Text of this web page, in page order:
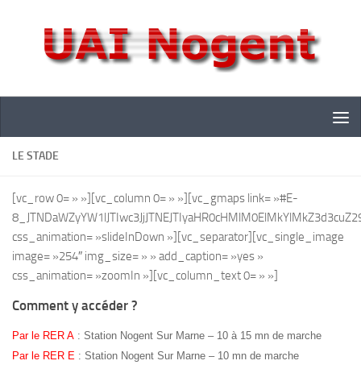
LE STADE
[vc_row 0= » »][vc_column 0= » »][vc_gmaps link= »#E-
css_animation= »slideInDown »][vc_separator][vc_single_image
image= »254″ img_size= » » add_caption= »yes »
css_animation= »zoomIn »][vc_column_text 0= » »]
Comment y accéder ?
Par le RER A : Station Nogent Sur Marne – 10 à 15 mn de marche
Par le RER E : Station Nogent Sur Marne – 10 mn de marche